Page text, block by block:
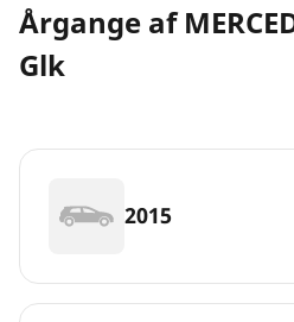
Årgange af
Glk
2015